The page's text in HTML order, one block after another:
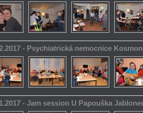
- Psychiatrická nemocnice
- Jam session U Papouška